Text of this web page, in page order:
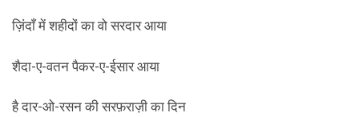
ज़िंदाँ में शहीदों का वो सरदार आया
शैदा-ए-वतन पैकर-ए-ईसार आया
है दार-ओ-रसन की सरफ़राज़ी का दिन